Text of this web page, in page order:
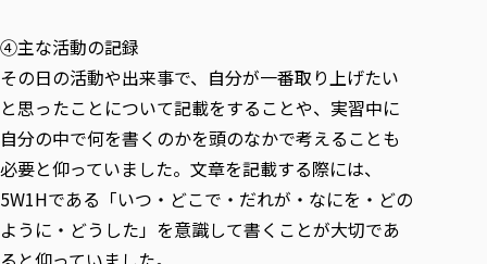
④主な活動の記録
その日の活動や出来事で、自分が一番取り上げたい
と思ったことについて記載をすることや、実習中に
自分の中で何を書くのかを頭のなかで考えることも
必要と仰っていました。文章を記載する際には、
5W1Hである「いつ・どこで・だれが・なにを・どの
ように・どうした」を意識して書くことが大切であ